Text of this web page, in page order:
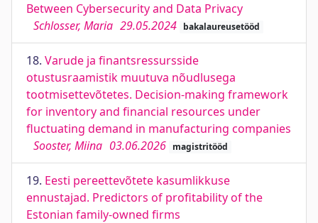
Between Cybersecurity and Data Privacy
Schlosser, Maria 29.05.2024 bakalaureusetööd
18. Varude ja finantsressursside
otustusraamistik muutuva nõudlusega
tootmisettevõtetes. Decision-making framework
for inventory and financial resources under
fluctuating demand in manufacturing companies
Sooster, Miina 03.06.2026 magistritööd
19. Eesti pereettevõtete kasumlikkuse
ennustajad. Predictors of profitability of the
Estonian family-owned firms